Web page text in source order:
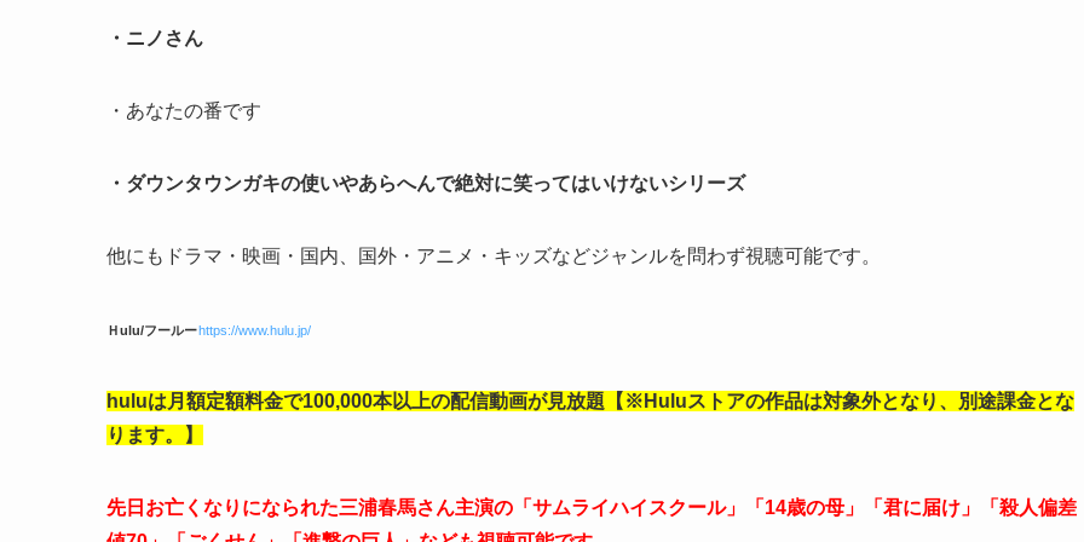
・ニノさん
・あなたの番です
・ダウンタウンガキの使いやあらへんで絶対に笑ってはいけないシリーズ
他にもドラマ・映画・国内、国外・アニメ・キッズなどジャンルを問わず視聴可能です。
Ｈulu/フールーhttps://www.hulu.jp/
huluは月額定額料金で100,000本以上の配信動画が見放題【※Huluストアの作品は対象外となり、別途課金とな
ります。】
先日お亡くなりになられた三浦春馬さん主演の「サムライハイスクール」「14歳の母」「君に届け」「殺人偏差